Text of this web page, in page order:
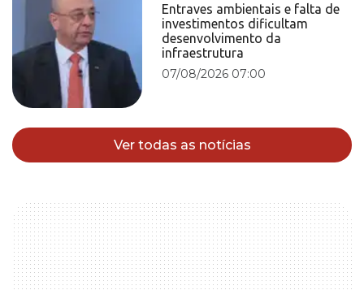
Entraves ambientais e falta de
investimentos dificultam
desenvolvimento da
infraestrutura
07/08/2026 07:00
Ver todas as notícias